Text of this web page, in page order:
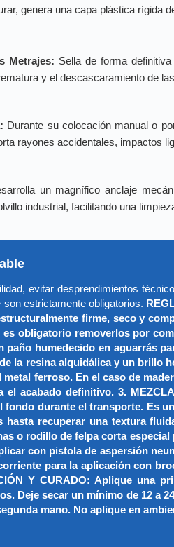
genera una capa plástica rígida
Metrajes: Sella de forma
y el descascaramiento de
Durante su colocación manual o
rayones accidentales, impactos
un magnífico anclaje
industrial, facilitando una
evitar desprendimientos
estrictamente obligatorios.
firme, seco y
obligatorio removerlos por
humedecido en aguarrás
la resina alquidálica y un
ferroso. En el caso de
acabado definitivo. 3.
fondo durante el transporte. Es
recuperar una textura
o rodillo de felpa corta
con pistola de aspersión
para la aplicación con
Y CURADO: Aplique una
Deje secar un mínimo de 12
mano. No aplique en